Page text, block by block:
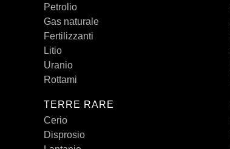
Petrolio
Gas naturale
Fertilizzanti
Litio
Uranio
Rottami
TERRE RARE
Cerio
Disprosio